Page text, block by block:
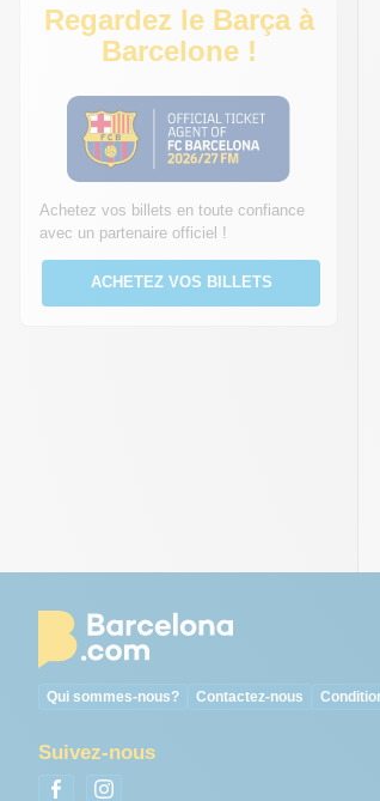
Regardez le Barça à
Barcelone !
Achetez vos billets en toute confiance
avec un partenaire officiel !
ACHETEZ VOS BILLETS
Qui sommes-nous? Contactez-nous
Suivez-nous